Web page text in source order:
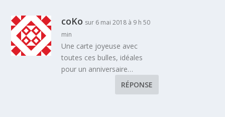
coKo sur 6 mai 2018 à 9 h 50
min
Une carte joyeuse avec
toutes ces bulles, idéales
pour un anniversaire…
RÉPONSE